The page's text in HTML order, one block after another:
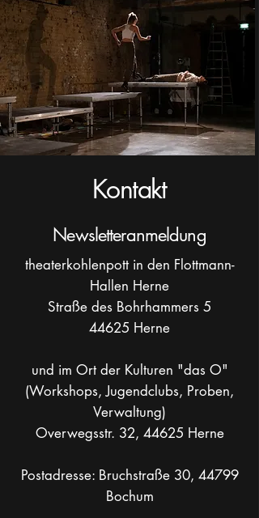
Kontakt
Newsletteranmeldung
theaterkohlenpott in den Flottmann-
Hallen Herne
Straße des Bohrhammers 5
44625 Herne
und im Ort der Kulturen "das O"
(Workshops, Jugendclubs, Proben,
Verwaltung)
Overwegsstr. 32, 44625 Herne
Postadresse: Bruchstraße 30, 44799
Bochum